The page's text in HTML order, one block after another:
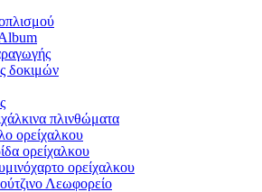
δοκιμών
πλινθώματα
ορείχαλκου
ορείχαλκου
ορείχαλκου
Λεωφορείο